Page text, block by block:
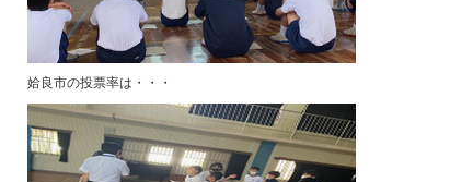
姶良市の投票率は・・・